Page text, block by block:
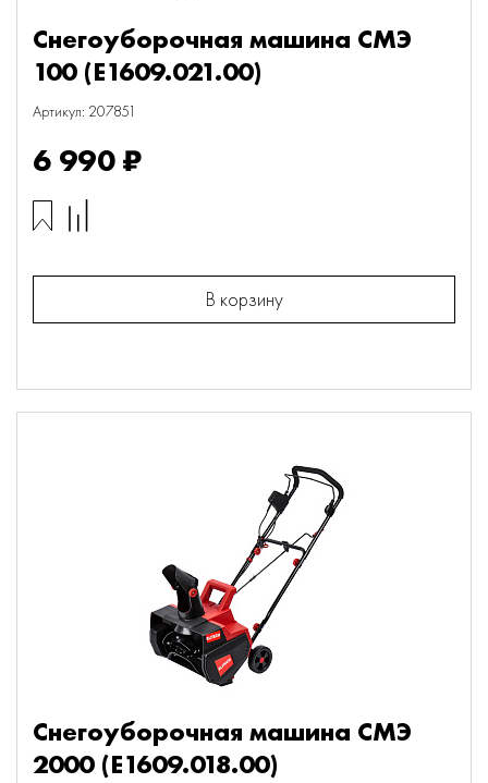
Снегоуборочная машина СМЭ
100 (E1609.021.00)
Артикул: 207851
6 990 ₽
В корзину
Снегоуборочная машина СМЭ
2000 (E1609.018.00)